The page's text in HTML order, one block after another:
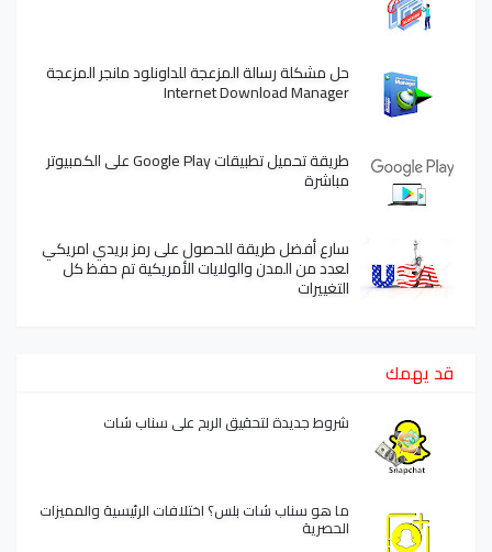
حل مشكلة رسالة المزعجة للداونلود مانجر المزعجة
Internet Download Manager
طريقة تحميل تطبيقات Google Play على الكمبيوتر
مباشرة
سارع أفضل طريقة للحصول على رمز بريدي امريكي
لعدد من المدن والولايات الأمريكية تم حفظ كل
التغييرات
قد يهمك
شروط جديدة لتحقيق الربح على سناب شات
ما هو سناب شات بلس؟ اختلافات الرئيسية والمميزات
الحصرية